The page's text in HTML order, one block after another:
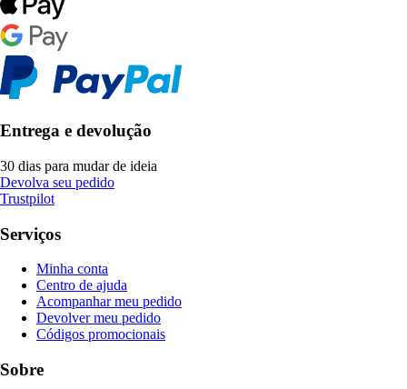
Entrega e devolução
30 dias para mudar de ideia
Devolva seu pedido
Trustpilot
Serviços
Minha conta
Centro de ajuda
Acompanhar meu pedido
Devolver meu pedido
Códigos promocionais
Sobre